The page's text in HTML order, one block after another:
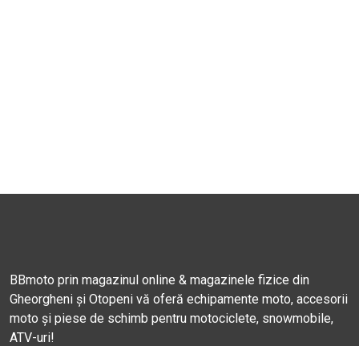
BBmoto prin magazinul online & magazinele fizice din
Gheorgheni și Otopeni vă oferă echipamente moto, accesorii
moto și piese de schimb pentru motociclete, snowmobile,
ATV-uri!